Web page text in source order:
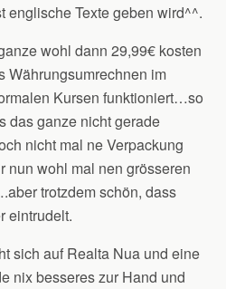
englische Texte geben wird^^.
wohl dann 29,99€ kosten
Währungsumrechnen im
Kursen funktioniert…so
das ganze nicht gerade
nicht mal ne Verpackung
nun wohl mal nen grösseren
trotzdem schön, dass
eintrudelt.
sich auf Realta Nua und eine
nix besseres zur Hand und